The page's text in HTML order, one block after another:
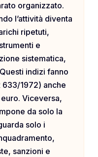
organizzato.
l’attività diventa
ripetuti,
e
sistematica,
indizi fanno
633/1972) anche
Viceversa,
da solo la
solo i
sanzioni e